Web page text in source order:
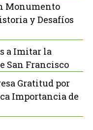
Monumento
y Desafíos
a Imitar la
San Francisco
Gratitud por
Importancia de